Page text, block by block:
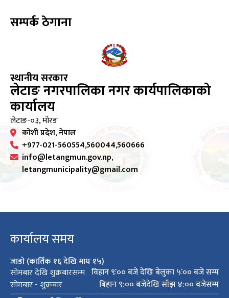
सम्पर्क ठेगाना
स्थानीय सरकार
लेटाङ नगरपालिका नगर कार्यपालिकाको
कार्यालय
लेटाङ-०३, मोरङ
कोशी प्रदेश, नेपाल
+977-021-560554,560044,560666
info@letangmun.gov.np,
letangmunicipality@gmail.com
कार्यालय समय
जाडो (कार्तिक १६ देखि माघ १५)
सोमबार देखि शुक्रबारसम्म विहान ९ः०० बजे देखि बेलुका ५ः०० बजे सम्म
सोमबार - शुक्रबार
बिहान ९:०० बजेदेखि साँझ ४:०० बजेसम्म